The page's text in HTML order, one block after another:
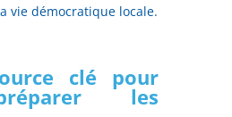
vie démocratique locale.
clé pour
les